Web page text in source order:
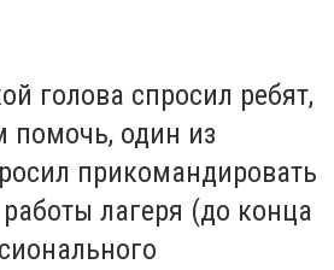
голова спросил ребят,
помочь, один из
прикомандировать
лагеря (до конца